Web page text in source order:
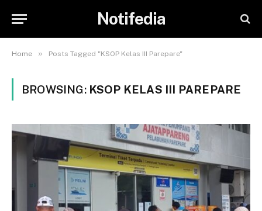
Notifedia
Home » Posts Tagged "KSOP Kelas III Parepare"
BROWSING: KSOP KELAS III PAREPARE